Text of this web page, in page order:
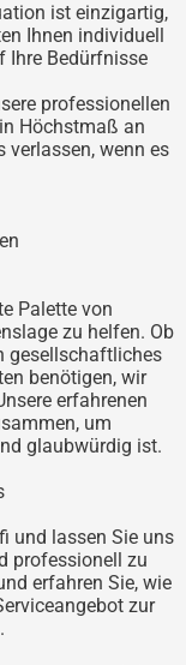
ist einzigartig,
Ihnen individuell
Ihre Bedürfnisse
professionellen
Höchstmaß an
verlassen, wenn es
Palette von
zu helfen. Ob
gesellschaftliches
benötigen, wir
erfahrenen
um
glaubwürdig ist.
und lassen Sie uns
professionell zu
erfahren Sie, wie
zur